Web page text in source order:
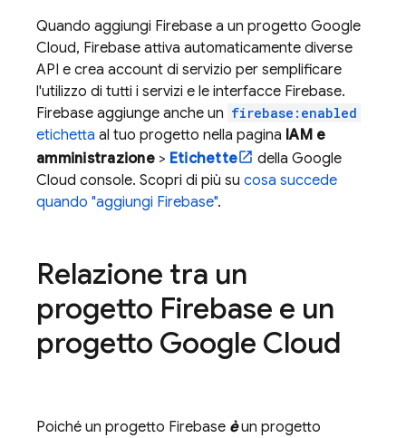
Quando aggiungi Firebase a un progetto Google
Cloud, Firebase attiva automaticamente diverse
API e crea account di servizio per semplificare
l'utilizzo di tutti i servizi e le interfacce Firebase.
Firebase aggiunge anche un firebase:enabled
etichetta al tuo progetto nella pagina IAM e
amministrazione> Etichette della Google
Cloud console. Scopri di più su cosa succede
quando "aggiungi Firebase".
Relazione tra un
progetto Firebase e un
progetto Google Cloud
Poiché un progetto Firebase èun progetto